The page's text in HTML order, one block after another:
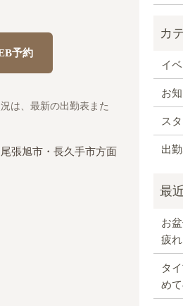
予約
は、最新の出勤表また
張旭市・長久手市方面
イ
お
ス
出
お
疲れ
タ
め